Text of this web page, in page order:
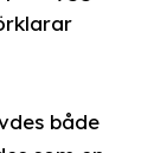
både